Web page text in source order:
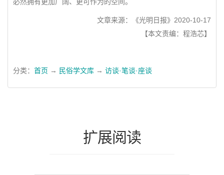
文章来源：《光明日报》2020-10-17
【本文责编：程浩芯】
分类： 首页 → 民俗学文库 → 访谈·笔谈·座谈
扩展阅读